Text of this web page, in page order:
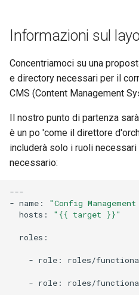
Informazioni sul
Concentriamoci su una
e directory necessari per il
CMS (Content Management
Il nostro punto di partenza
è un po 'come il direttore
includerà solo i ruoli
necessario:
---
- name:
"Config
hosts:
"{{ target }}"
roles:
- role: roles/
- role: